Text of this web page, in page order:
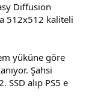
Diffusion
512x512 kaliteli
yüküne göre
Şahsi
alıp PS5 e